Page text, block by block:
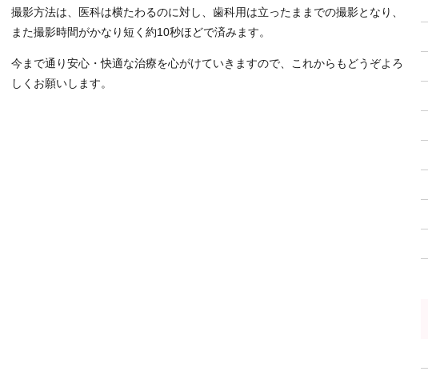
撮影方法は、医科は横たわるのに対し、歯科用は立ったままでの撮影となり、
また撮影時間がかなり短く約10秒ほどで済みます。
今まで通り安心・快適な治療を心がけていきますので、これからもどうぞよろ
しくお願いします。